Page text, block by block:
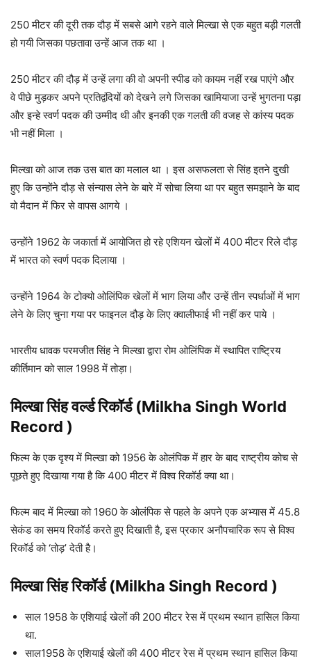
250 मीटर की दूरी तक दौड़ में सबसे आगे रहने वाले मिल्खा से एक बहुत बड़ी गलती
हो गयी जिसका पछतावा उन्हें आज तक था ।
250 मीटर की दौड़ में उन्हें लगा की वो अपनी स्पीड को कायम नहीं रख पाएंगे और
वे पीछे मुड़कर अपने प्रतिद्वंदियों को देखने लगे जिसका खामियाजा उन्हें भुगतना पड़ा
और इन्हे स्वर्ण पदक की उम्मीद थी और इनकी एक गलती की वजह से कांस्य पदक
भी नहीं मिला ।
मिल्खा को आज तक उस बात का मलाल था । इस असफलता से सिंह इतने दुखी
हुए कि उन्होंने दौड़ से संन्यास लेने के बारे में सोचा लिया था पर बहुत समझाने के बाद
वो मैदान में फिर से वापस आगये ।
उन्होंने 1962 के जकार्ता में आयोजित हो रहे एशियन खेलों में 400 मीटर रिले दौड़
में भारत को स्वर्ण पदक दिलाया ।
उन्होंने 1964 के टोक्यो ओलिंपिक खेलों में भाग लिया और उन्हें तीन स्पर्धाओं में भाग
लेने के लिए चुना गया पर फाइनल दौड़ के लिए क्वालीफाई भी नहीं कर पाये ।
भारतीय धावक परमजीत सिंह ने मिल्खा द्वारा रोम ओलिंपिक में स्थापित राष्ट्रिय
कीर्तिमान को साल 1998 में तोड़ा।
मिल्खा सिंह वर्ल्ड रिकॉर्ड (Milkha Singh World
Record )
फिल्म के एक दृश्य में मिल्खा को 1956 के ओलंपिक में हार के बाद राष्ट्रीय कोच से
पूछते हुए दिखाया गया है कि 400 मीटर में विश्व रिकॉर्ड क्या था।
फिल्म बाद में मिल्खा को 1960 के ओलंपिक से पहले के अपने एक अभ्यास में 45.8
सेकंड का समय रिकॉर्ड करते हुए दिखाती है, इस प्रकार अनौपचारिक रूप से विश्व
रिकॉर्ड को ‘तोड़’ देती है।
मिल्खा सिंह रिकॉर्ड (Milkha Singh Record )
साल 1958 के एशियाई खेलों की 200 मीटर रेस में प्रथम स्थान हासिल किया
था.
साल1958 के एशियाई खेलों की 400 मीटर रेस में प्रथम स्थान हासिल किया